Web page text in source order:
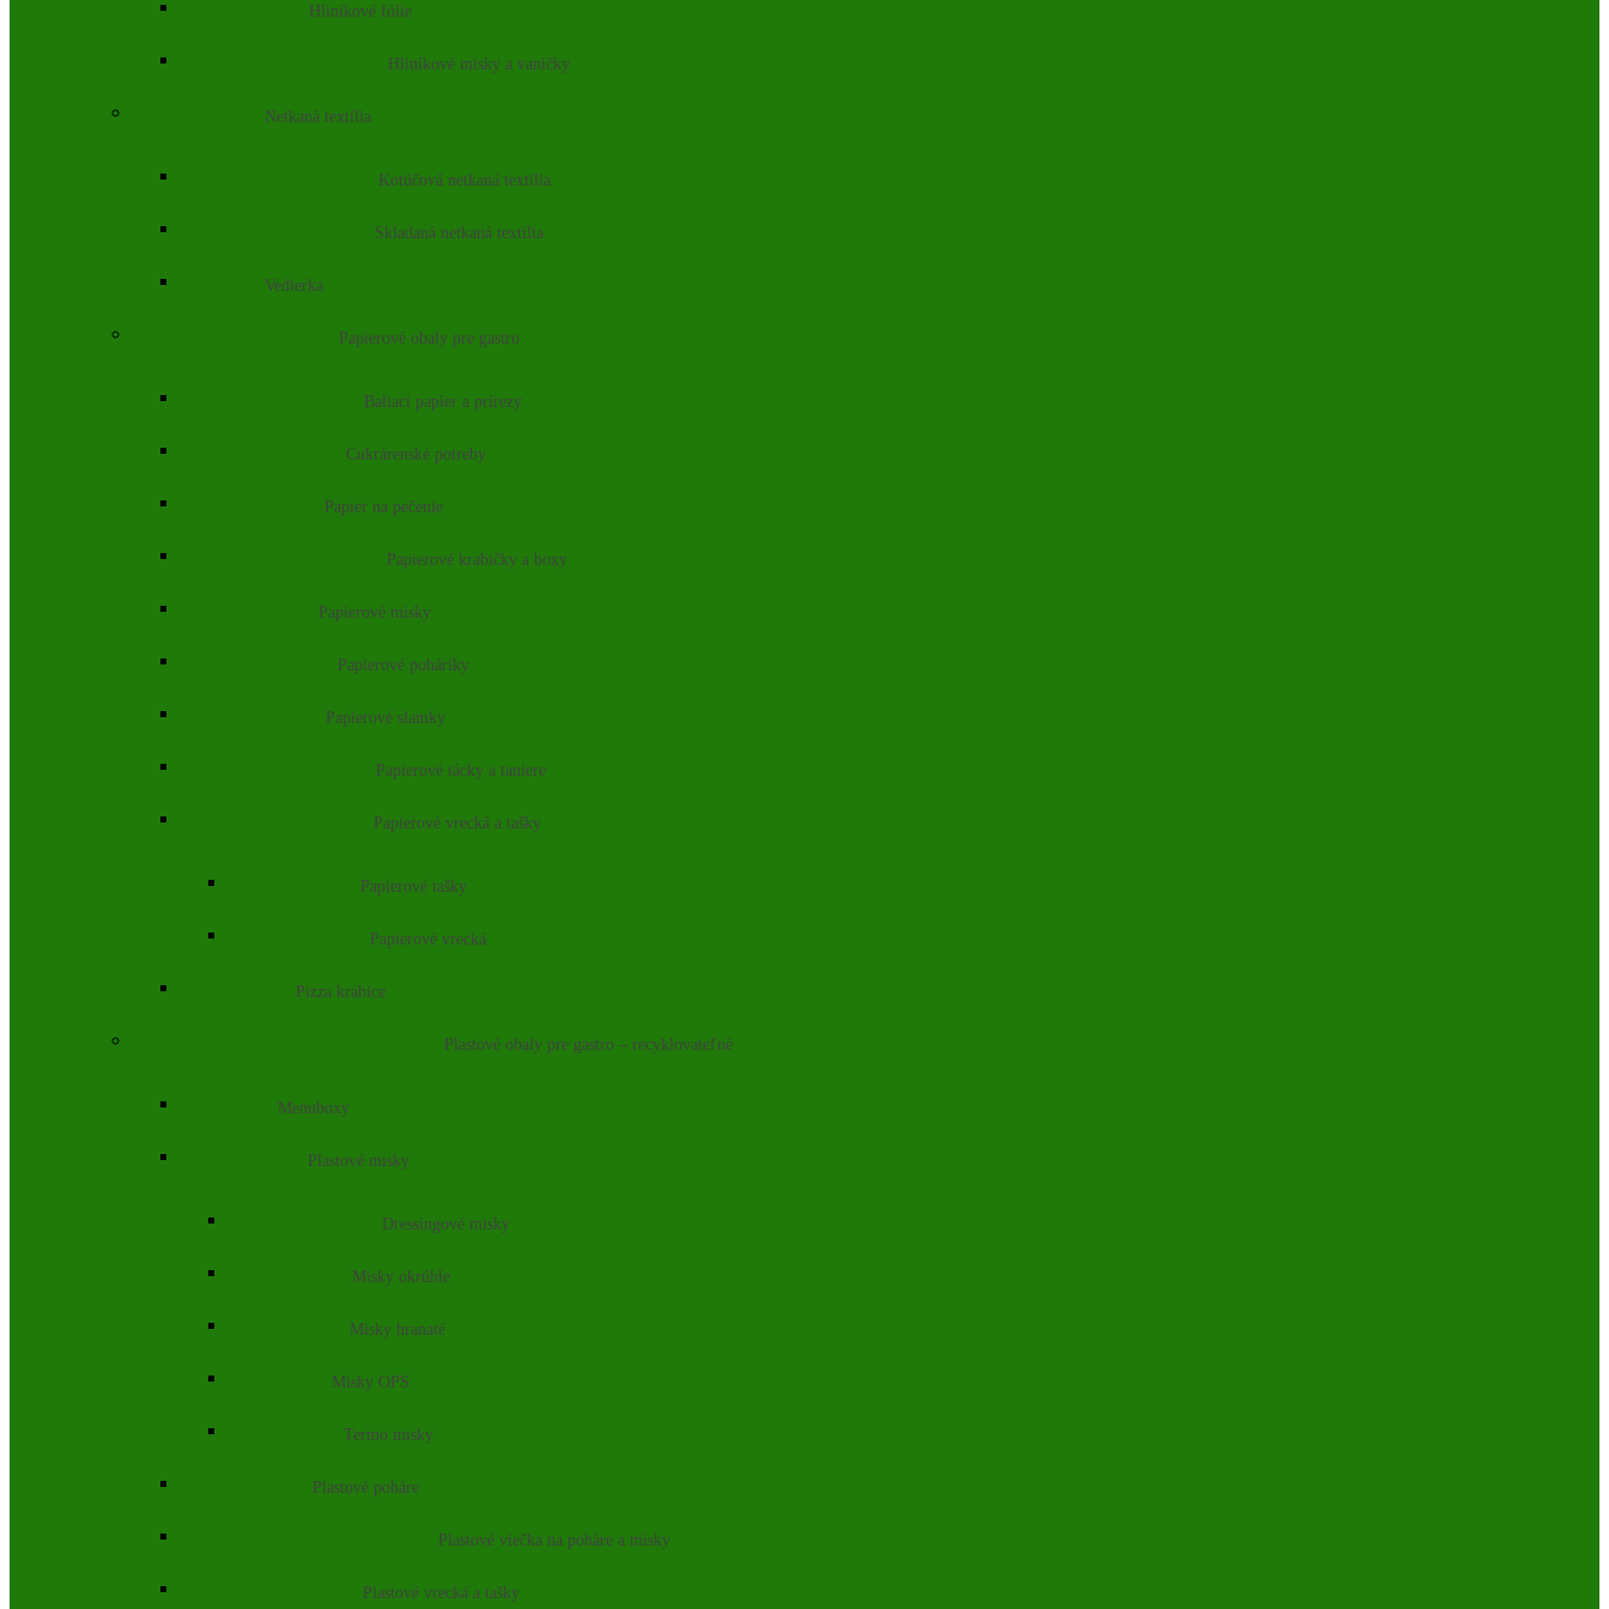
Hliníkové fólie
Hliníkové misky a vaničky
Netkaná textília
Kotúčová netkaná textília
Skladaná netkaná textília
Vedierka
Papierové obaly pre gastro
Baliaci papier a prírezy
Cukrárenské potreby
Papier na pečenie
Papierové krabičky a boxy
Papierové misky
Papierové poháriky
Papierové slamky
Papierové tácky a taniere
Papierové vrecká a tašky
Papierové tašky
Papierové vrecká
Pizza krabice
Plastové obaly pre gastro – recyklovateľné
Menuboxy
Plastové misky
Dressingové misky
Misky okrúhle
Misky hranaté
Misky OPS
Termo misky
Plastové poháre
Plastové viečka na poháre a misky
Plastové vrecká a tašky